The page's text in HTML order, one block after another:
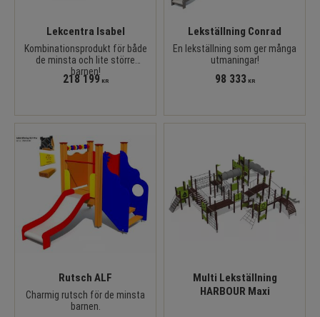
Lekcentra Isabel
Kombinationsprodukt för både
de minsta och lite större
barnen!
218 199 KR
Lekställning Conrad
En lekställning som ger många
utmaningar!
98 333 KR
Rutsch ALF
Charmig rutsch för de minsta
barnen.
Multi Lekställning
HARBOUR Maxi